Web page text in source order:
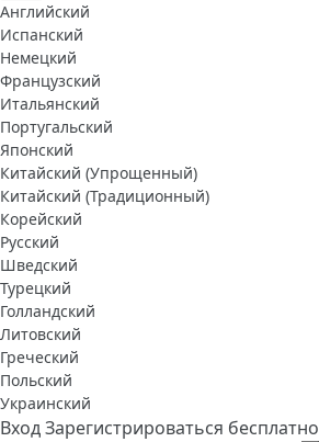
Английский
Испанский
Немецкий
Французский
Итальянский
Португальский
Японский
Китайский (Упрощенный)
Китайский (Традиционный)
Корейский
Русский
Шведский
Турецкий
Голландский
Литовский
Греческий
Польский
Украинский
ВходЗарегистрироваться бесплатно